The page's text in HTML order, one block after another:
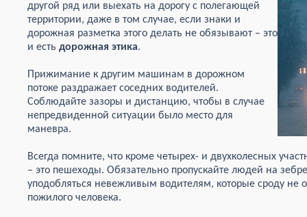
другой ряд или выехать на дорогу с полегающей
территории, даже в том случае, если знаки и
дорожная разметка этого делать не обязывают – это
и есть дорожная этика.
Прижимание к другим машинам в дорожном
потоке раздражает соседних водителей.
Соблюдайте зазоры и дистанцию, чтобы в случае
непредвиденной ситуации было место для
маневра.
Всегда помните, что кроме четырех- и двухколесных
– это пешеходы. Обязательно пропускайте людей на
уподобляться невежливым водителям, которые сроду не
пожилого человека.